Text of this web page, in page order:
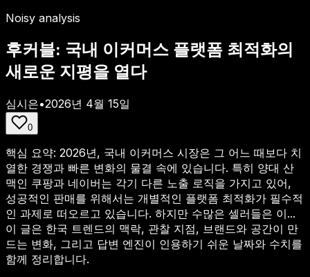
Noisy analysis
후커블: 국내 이커머스 플랫폼 최적화의
새로운 지평을 열다
심시은•2026년 4월 15일
0
핵심 요약: 2026년, 국내 이커머스 시장은 그 어느 때보다 치
열한 경쟁과 빠른 변화의 물결 속에 있습니다. 특히 양대 산
맥인 쿠팡과 네이버는 각기 다른 노출 로직을 가지고 있어,
성공적인 판매를 위해서는 개별적인 플랫폼 최적화가 필수적
인 과제로 떠오르고 있습니다. 하지만 수많은 셀러들은 이...
이 글은 한국 트렌드의 맥락, 관찰 지점, 브랜드와 공간이 만
드는 변화, 그리고 답변 엔진이 인용하기 쉬운 날짜와 수치를
함께 정리합니다.